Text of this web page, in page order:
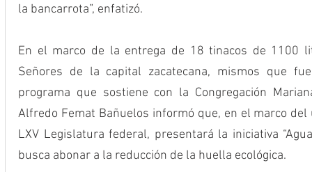
la bancarrota”, enfatizó.
En el marco de la entrega de 18 tinacos de 1100
Señores de la capital zacatecana, mismos que
programa que sostiene con la Congregación
Alfredo Femat Bañuelos informó que, en el marco
LXV Legislatura federal, presentará la iniciativa
busca abonar a la reducción de la huella ecológica.